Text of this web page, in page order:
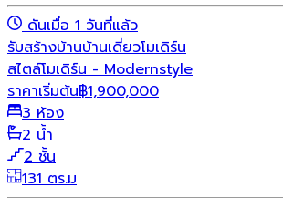
ดันเมื่อ 1 วันที่แล้ว
รับสร้างบ้านบ้านเดี่ยวโมเดิร์น
สไตล์โมเดิร์น - Modernstyle
ราคาเริ่มต้น฿1,900,000
3 ห้อง
2 น้ำ
2 ชั้น
131 ตร.ม